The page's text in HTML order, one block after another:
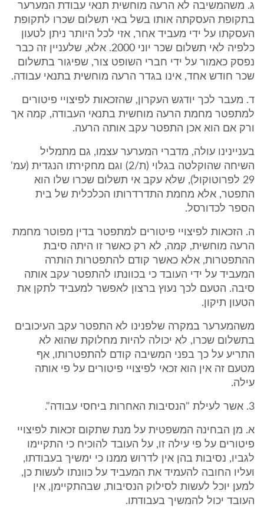
ג. משהמשיבה לא הרעה מוחשית תנאי עבודת המערער
בתקופת העסקתה אותו בשל באי תשלום שכרו לתקופת
העסקתו על ידי מעביד אחר, אזי לכל היותר ניתן לטעון
כלפיה לאי תשלום שכר יוני 2000. אלא, שלעניין זה כבר
נפסק כאמור על ידי חברי השופט צור, שפיגור בתשלום
שכר חודש אחד, אינו בגדר הרעה מוחשית בתנאי עבודה.
ד. מעבר לכך יודגש העקרון, שהזכאות לפיצויי פיטורים
למתפטר מחמת הרעה מוחשית בתנאי העבודה, קמה אך
ורק אם הוא אכן התפטר עקב אותה הרעה.
בעניינינו עולה, מדברי המערער עצמו, גם מתמליל
השיחה שהוקלטה בגלוי (ת/2) וגם מחקירתו הנגדית (עמ'
29 לפרוטוקול), שלא עקב אי תשלום שכרו שלו הוא
התפטר, אלא מחמת התדרדרותו הכלכלית של בית
הספר לכדורסל.
ה. הזכאות לפיצויי פיטורים למתפטר בדין מפוטר מחמת
הרעה מוחשית, קמה, לא רק כאשר זו היתה סיבת
ההתפטרות, אלא כאשר קודם להתפטרות הותרה
המעביד על ידי העובד כי בכוונתו להתפטר עקב אותה
סיבה. הטעם לכך נעוץ ברצון לאפשר למעביד לתקן את
הטעון תיקון.
משהמערער במקרה שלפנינו לא התפטר עקב העיכובים
בתשלום שכרו, לא יכולה להיות מחלוקת שהוא לא
התריע על כך בפני המשיבה קודם להתפטרותו, אף
מטעם זה אין הוא זכאי לפיצויי פיטורים על פי אותה
עילה.
3. אשר לעילת "הנסיבות האחרות ביחסי עבודה".
א. מן הבחינה המשפטית על מנת שתקום זכאות לפיצויי
פיטורים על פי עילה זו, על העובד להוכיח כי התקיימו
לגביו, נסיבות בהן אין לדרוש ממנו כי ימשיך בעבודתו,
ועליו החובה להעמיד את המעביד על כוונתו לעשות כן,
למען יוכל לעשות לסילוק הנסיבות, שבהתקיימן, אין
העובד יכול להמשיך בעבודתו.